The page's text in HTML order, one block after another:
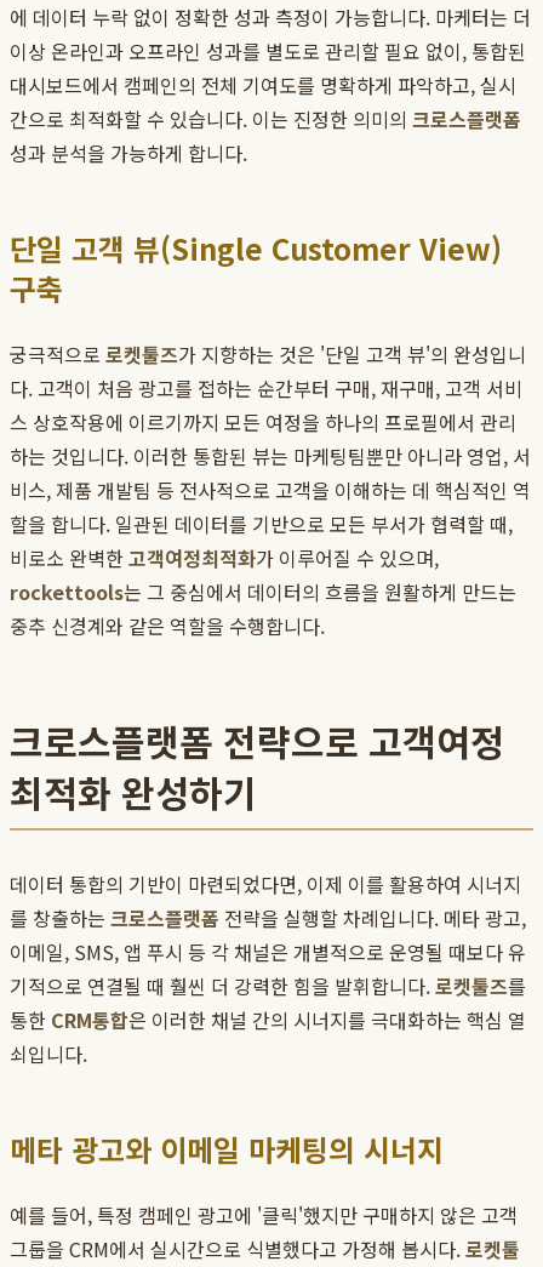
에 데이터 누락 없이 정확한 성과 측정이 가능합니다. 마케터는 더
이상 온라인과 오프라인 성과를 별도로 관리할 필요 없이, 통합된
대시보드에서 캠페인의 전체 기여도를 명확하게 파악하고, 실시
간으로 최적화할 수 있습니다. 이는 진정한 의미의 크로스플랫폼
성과 분석을 가능하게 합니다.
단일 고객 뷰(Single Customer View)
구축
궁극적으로 로켓툴즈가 지향하는 것은 '단일 고객 뷰'의 완성입니
다. 고객이 처음 광고를 접하는 순간부터 구매, 재구매, 고객 서비
스 상호작용에 이르기까지 모든 여정을 하나의 프로필에서 관리
하는 것입니다. 이러한 통합된 뷰는 마케팅팀뿐만 아니라 영업, 서
비스, 제품 개발팀 등 전사적으로 고객을 이해하는 데 핵심적인 역
할을 합니다. 일관된 데이터를 기반으로 모든 부서가 협력할 때,
비로소 완벽한고객여정최적화가 이루어질 수 있으며,
rockettools는 그 중심에서 데이터의 흐름을 원활하게 만드는
중추 신경계와 같은 역할을 수행합니다.
크로스플랫폼 전략으로 고객여정
최적화 완성하기
데이터 통합의 기반이 마련되었다면, 이제 이를 활용하여 시너지
를 창출하는 크로스플랫폼 전략을 실행할 차례입니다. 메타 광고,
이메일, SMS, 앱 푸시 등 각 채널은 개별적으로 운영될 때보다 유
기적으로 연결될 때 훨씬 더 강력한 힘을 발휘합니다.로켓툴즈를
통한 CRM통합은 이러한 채널 간의 시너지를 극대화하는 핵심 열
쇠입니다.
메타 광고와 이메일 마케팅의 시너지
예를 들어, 특정 캠페인 광고에 '클릭'했지만 구매하지 않은 고객
그룹을 CRM에서 실시간으로 식별했다고 가정해 봅시다.로켓툴